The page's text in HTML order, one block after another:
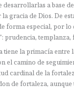
desarrollarlas a base
gracia de Dios. De
forma especial, por lo
prudencia, templanza,
tiene la primacía entre
el camino de
cardinal de la
de fortaleza, aunque